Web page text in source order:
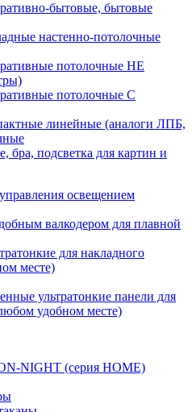
бытовые, бытовые
настенно-потолочные
потолочные НЕ
потолочные С
линейные (аналоги ЛПБ,
бра, подсветка для картин и
освещением
валкодером для плавной
для накладного
месте)
ультратонкие панели для
удобном месте)
NIGHT (серия HOME)